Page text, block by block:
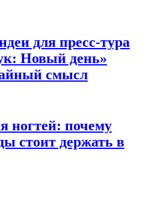
для пресс-тура
Новый день»
смысл
ногтей: почему
стоит держать в